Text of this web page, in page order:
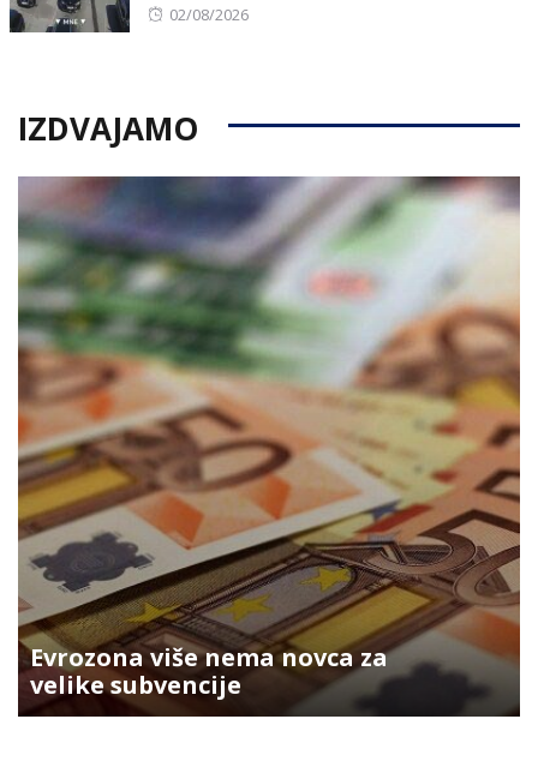
Posted
02/08/2026
IZDVAJAMO
Evrozona više nema novca za
velike subvencije